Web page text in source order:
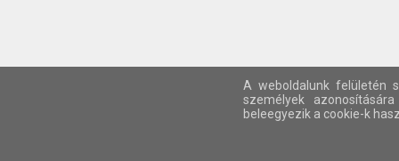
A weboldalunk felületén
személyek
beleegyezik a cookie-k